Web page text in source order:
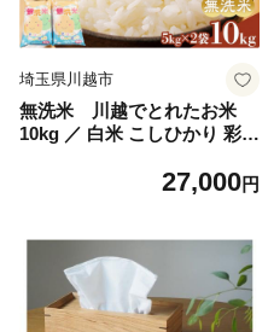
埼玉県川越市
無洗米 川越でとれたお米
10kg ／ 白米 こしひかり 彩の
ブレンド米 埼玉県27,000円